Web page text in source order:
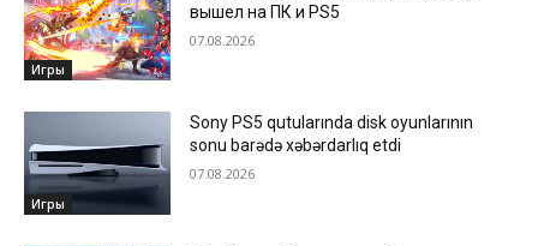
Игры
вышел на ПК и PS5
07.08.2026
Игры
Sony PS5 qutularında disk oyunlarının
sonu barədə xəbərdarlıq etdi
07.08.2026